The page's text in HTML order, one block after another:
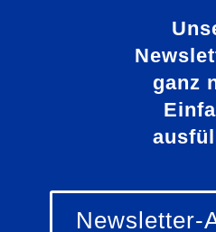
ganz
Newsletter-